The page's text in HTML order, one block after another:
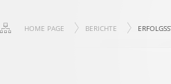
HOME PAGE BERICHTE